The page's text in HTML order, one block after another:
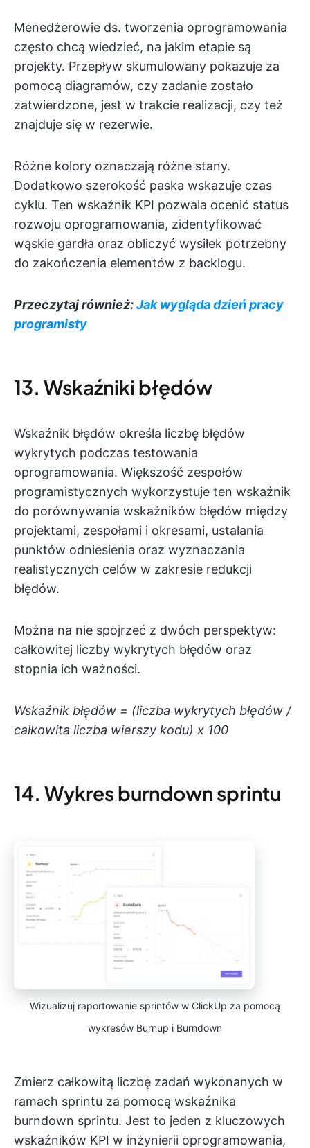
Menedżerowie ds. tworzenia oprogramowania
często chcą wiedzieć, na jakim etapie są
projekty. Przepływ skumulowany pokazuje za
pomocą diagramów, czy zadanie zostało
zatwierdzone, jest w trakcie realizacji, czy też
znajduje się w rezerwie.
Różne kolory oznaczają różne stany.
Dodatkowo szerokość paska wskazuje czas
cyklu. Ten wskaźnik KPI pozwala ocenić status
rozwoju oprogramowania, zidentyfikować
wąskie gardła oraz obliczyć wysiłek potrzebny
do zakończenia elementów z backlogu.
Przeczytaj również:Jak wygląda dzień pracy
programisty
13. Wskaźniki błędów
Wskaźnik błędów określa liczbę błędów
wykrytych podczas testowania
oprogramowania. Większość zespołów
programistycznych wykorzystuje ten wskaźnik
do porównywania wskaźników błędów między
projektami, zespołami i okresami, ustalania
punktów odniesienia oraz wyznaczania
realistycznych celów w zakresie redukcji
błędów.
Można na nie spojrzeć z dwóch perspektyw:
całkowitej liczby wykrytych błędów oraz
stopnia ich ważności.
Wskaźnik błędów = (liczba wykrytych błędów /
całkowita liczba wierszy kodu) x 100
14. Wykres burndown sprintu
Wizualizuj raportowanie sprintów w ClickUp za pomocą
wykresów Burnup i Burndown
Zmierz całkowitą liczbę zadań wykonanych w
ramach sprintu za pomocą wskaźnika
burndown sprintu. Jest to jeden z kluczowych
wskaźników KPI w inżynierii oprogramowania,